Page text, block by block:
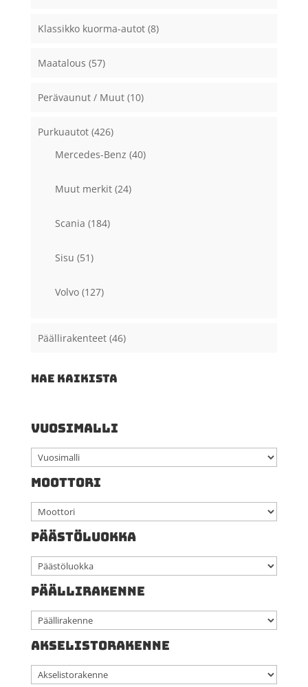
Klassikko kuorma-autot (8)
Maatalous (57)
Perävaunut / Muut (10)
Purkuautot (426)
Mercedes-Benz (40)
Muut merkit (24)
Scania (184)
Sisu (51)
Volvo (127)
Päällirakenteet (46)
HAE KAIKISTA
VUOSIMALLI
MOOTTORI
PÄÄSTÖLUOKKA
PÄÄLLIRAKENNE
AKSELISTORAKENNE